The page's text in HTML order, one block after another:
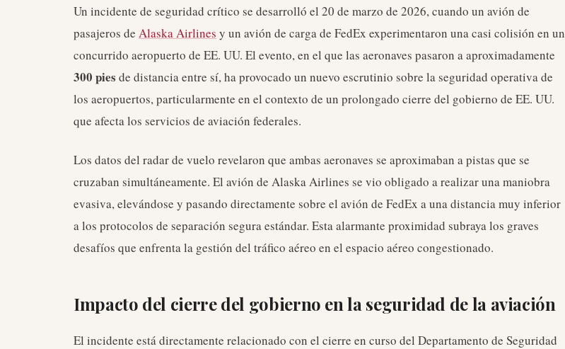
Un incidente de seguridad crítico se desarrolló el 20 de marzo de 2026, cuando un avión de
pasajeros de Alaska Airlines y un avión de carga de FedEx experimentaron una casi colisión en un
concurrido aeropuerto de EE. UU. El evento, en el que las aeronaves pasaron a aproximadamente
300 pies de distancia entre sí, ha provocado un nuevo escrutinio sobre la seguridad operativa de
los aeropuertos, particularmente en el contexto de un prolongado cierre del gobierno de EE. UU.
que afecta los servicios de aviación federales.
Los datos del radar de vuelo revelaron que ambas aeronaves se aproximaban a pistas que se
cruzaban simultáneamente. El avión de Alaska Airlines se vio obligado a realizar una maniobra
evasiva, elevándose y pasando directamente sobre el avión de FedEx a una distancia muy inferior
a los protocolos de separación segura estándar. Esta alarmante proximidad subraya los graves
desafíos que enfrenta la gestión del tráfico aéreo en el espacio aéreo congestionado.
Impacto del cierre del gobierno en la seguridad de la aviación
El incidente está directamente relacionado con el cierre en curso del Departamento de Seguridad